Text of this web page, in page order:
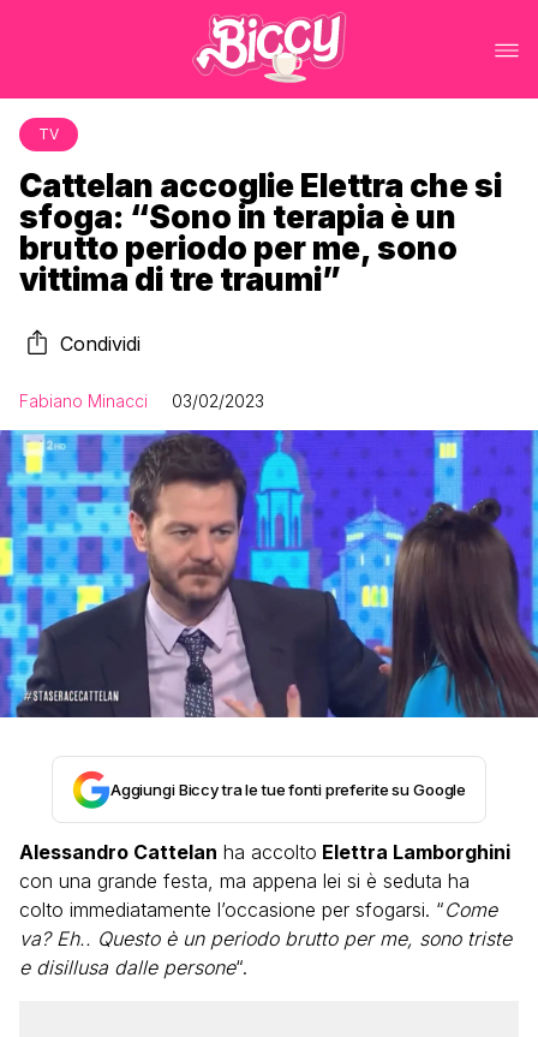
TV
Cattelan accoglie Elettra che si
sfoga: “Sono in terapia è un
brutto periodo per me, sono
vittima di tre traumi”
Condividi
Fabiano Minacci 03/02/2023
Aggiungi Biccy tra le tue fonti preferite su Google
Alessandro Cattelan ha accolto Elettra Lamborghini
con una grande festa, ma appena lei si è seduta ha
colto immediatamente l’occasione per sfogarsi. “Come
va? Eh.. Questo è un periodo brutto per me, sono triste
e disillusa dalle persone“.